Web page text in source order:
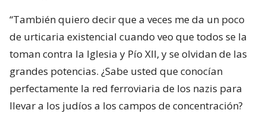
“También quiero decir que a veces me da un poco
de urticaria existencial cuando veo que todos se la
toman contra la Iglesia y Pío XII, y se olvidan de las
grandes potencias. ¿Sabe usted que conocían
perfectamente la red ferroviaria de los nazis para
llevar a los judíos a los campos de concentración?